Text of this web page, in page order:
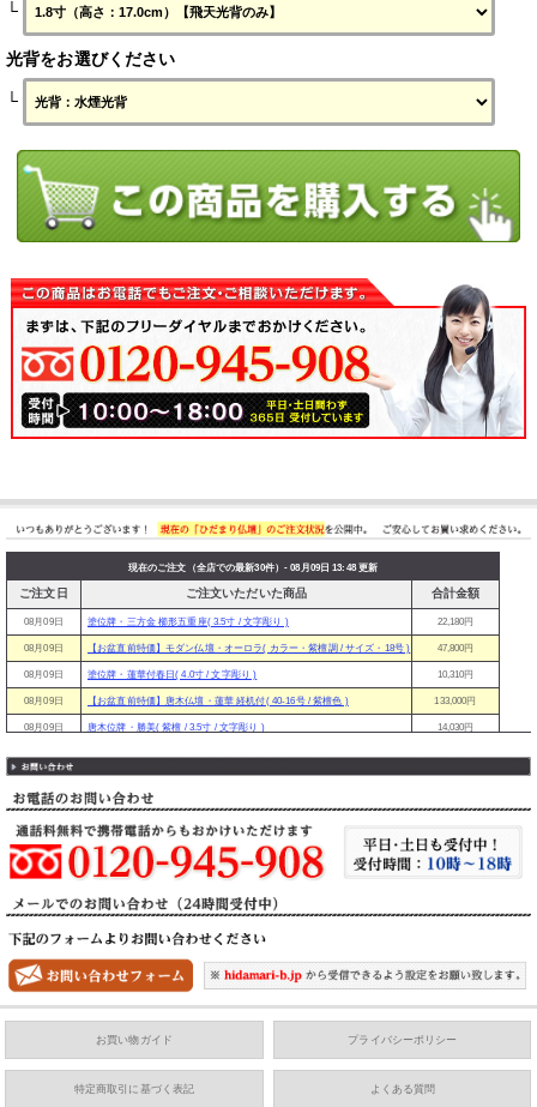
└
光背をお選びください
└
現在のご注文（全店での最新30件）- 08月09日 13:48 更新
ご注文日 ご注文いただいた商品 合計金額
08月09日 塗位牌・三方金 櫛形五重座( 3.5寸 / 文字彫り ) 22,180円
08月09日 【お盆直前特価】モダン仏壇・オーロラ( カラー・紫檀調 / サイズ・18号 ) 47,800円
08月09日 塗位牌・蓮華付春日( 4.0寸 / 文字彫り ) 10,310円
08月09日 【お盆直前特価】唐木仏壇・蓮華 経机付( 40-16号 / 紫檀色 ) 133,000円
08月09日 唐木位牌・勝美( 紫檀 / 3.5寸 / 文字彫り ) 14,030円
08月09日 塗位牌・春日( 4.0寸 / 文字彫り ) 9,900円
08月09日 塗位牌・面金京中台( 3.5寸 / 文字彫り ) 13,380円
08月09日 モダン位牌・純面粉 かなで【クローバー】( 3.5寸 / 文字彫り )
08月09日 【お盆直前特価】モダン仏壇・ピュア【国産】( 20号 / ダーク / 丸型 ) 88,800円
08月08日 【お盆直前特価】モダン仏壇・初桜【当店オリジナル】( 16号 / サクラ色 ) 45,800円
08月08日 マロン リンセット( カラー：ゴールド )
08月08日 唐木位牌・勝美( 紫檀 / 3.5寸 / 文字彫り ) 14,030円
08月08日 【お盆直前特価】モダン仏壇・撫子( カラー・ナラ色 ) 98,000円
浄土真宗紋入 三角打敷( 宗派：東紋 / 30代 / 打敷押さえは付けない ) 8,250円
08月08日 塗位牌・春日( 4.0寸 / 文字彫り ) 9,900円
塗位牌・葵角切( 4.0寸 / 文字彫り )
お買い物ガイド プライバシーポリシー
特定商取引に基づく表記 よくある質問